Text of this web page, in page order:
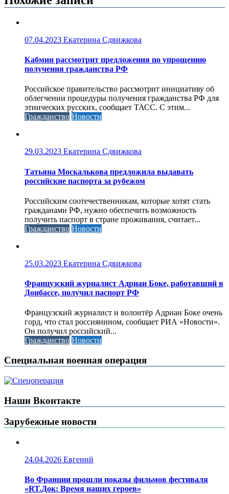
07.04.2023 Екатерина Сдвижкова
Кабмин рассмотрит предложения по упрощению
получения гражданства РФ
Российское правительство рассмотрит инициативу об
облегчении процедуры получения гражданства РФ для
этнических русских, сообщает ТАСС. С этим...
Гражданство Новости
29.03.2023 Екатерина Сдвижкова
Татьяна Москалькова предложила выдавать
российские паспорта за рубежом
Российским соотечественникам, которые хотят стать
гражданами РФ, нужно обеспечить возможность
получить паспорт в стране проживания, считает...
Гражданство Новости
25.03.2023 Екатерина Сдвижкова
Французский журналист Адриан Боке, работавший в
Донбассе, получил паспорт РФ
Французский журналист и волонтёр Адриан Боке очень
горд, что стал россиянином, сообщает РИА «Новости».
Он получил российский...
Гражданство Новости
Специальная военная операция
Наши Вконтакте
Зарубежные новости
24.04.2026 Евгений
Во Франции прошли показы фильмов фестиваля
«RT.Док: Время наших героев»